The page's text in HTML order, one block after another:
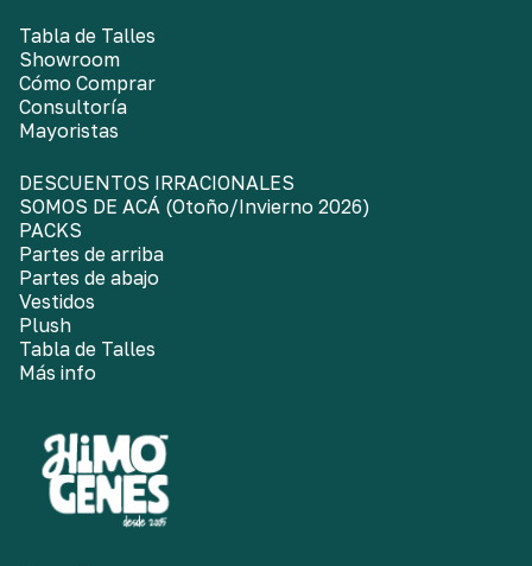
Tabla de Talles
Showroom
Cómo Comprar
Consultoría
Mayoristas
DESCUENTOS IRRACIONALES
SOMOS DE ACÁ (Otoño/Invierno 2026)
PACKS
Partes de arriba
Partes de abajo
Vestidos
Plush
Tabla de Talles
Más info